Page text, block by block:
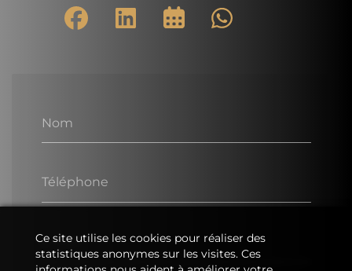
Nom
Téléphone
E-Mail
Ce site utilise les cookies pour réaliser des
statistiques anonymes sur les visites. Ces